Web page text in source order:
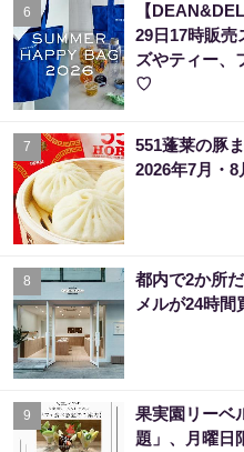
6
【
29日17時販売
ズやティー、
♡
7
551蓬莱の豚
2026年7月・8
8
都内で2か所
メルが24時間
9
果実園リーベ
題」、月曜日